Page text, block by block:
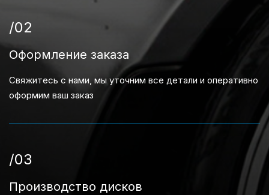
/02
Оформление заказа
Свяжитесь с нами, мы уточним все детали и оперативно
оформим ваш заказ
/03
Производство дисков